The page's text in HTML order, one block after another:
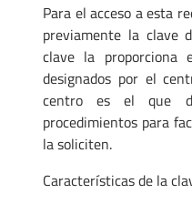
Para el acceso a esta
previamente la clave
clave la proporciona
designados por el
centro es el que
procedimientos para
la soliciten.
Características de la